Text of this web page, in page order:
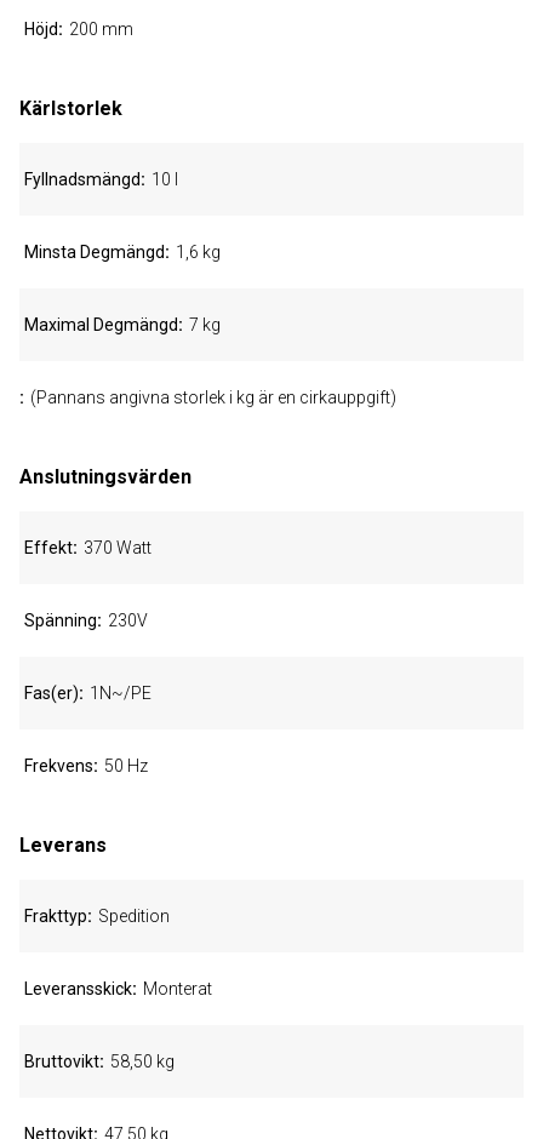
Höjd 200 mm
Kärlstorlek
Fyllnadsmängd 10 l
Minsta Degmängd 1,6 kg
Maximal Degmängd 7 kg
(Pannans angivna storlek i kg är en cirkauppgift)
Anslutningsvärden
Effekt 370 Watt
Spänning 230V
Fas(er) 1N~/PE
Frekvens 50 Hz
Leverans
Frakttyp Spedition
Leveransskick Monterat
Bruttovikt 58,50 kg
Nettovikt 47,50 kg